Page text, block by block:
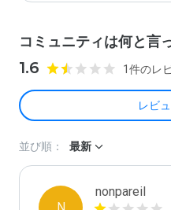
コミュニティは何と言
1.6 1件のレ
レビ
並び順： 最新
nonpareil